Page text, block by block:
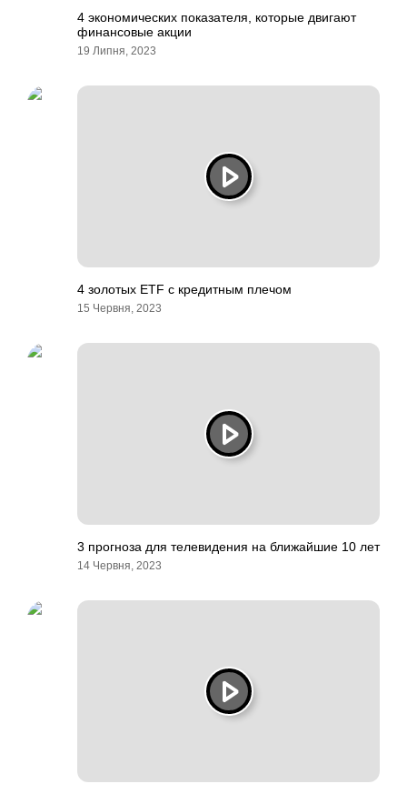
4 экономических показателя, которые двигают
финансовые акции
19 Липня, 2023
4 золотых ETF с кредитным плечом
15 Червня, 2023
3 прогноза для телевидения на ближайшие 10 лет
14 Червня, 2023